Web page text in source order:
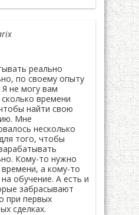
реально
по своему опыту
не могу вам
сколько времени
найти свою
Мне
несколько
того, чтобы
Кому-то нужно
а кому-то
обучение. А есть и
забрасывают
при первых
сделках.